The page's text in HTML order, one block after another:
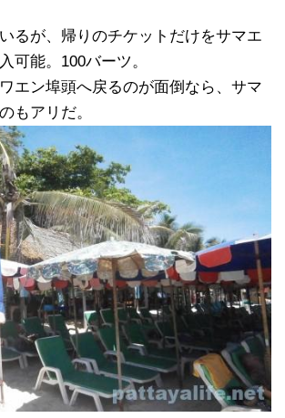
るが、帰りのチケットだけをサマエ
可能。100バーツ。
エン埠頭へ戻るのが面倒なら、サマ
もアリだ。